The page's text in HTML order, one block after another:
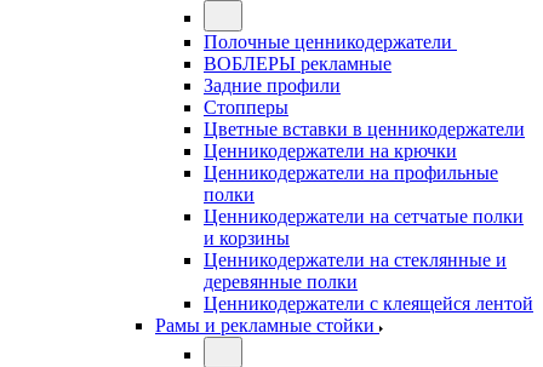
Полочные ценникодержатели
ВОБЛЕРЫ рекламные
Задние профили
Стопперы
Цветные вставки в ценникодержатели
Ценникодержатели на крючки
Ценникодержатели на профильные
полки
Ценникодержатели на сетчатые полки
и корзины
Ценникодержатели на стеклянные и
деревянные полки
Ценникодержатели с клеящейся лентой
Рамы и рекламные стойки